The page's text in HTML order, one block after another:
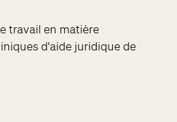
travail en matière
d'aide juridique de